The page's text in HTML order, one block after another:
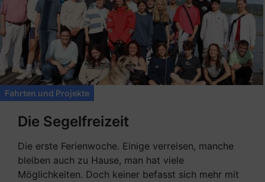
Fahrten und Projekte
Die Segelfreizeit
Die erste Ferienwoche. Einige verreisen, manche
bleiben auch zu Hause, man hat viele
Möglichkeiten. Doch keiner befasst sich mehr mit